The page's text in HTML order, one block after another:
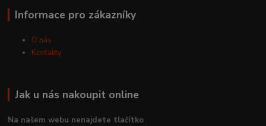
Informace pro zákazníky
O nás
Kontakty
Jak u nás nakoupit online
Na našem webu nenajdete tlačítko